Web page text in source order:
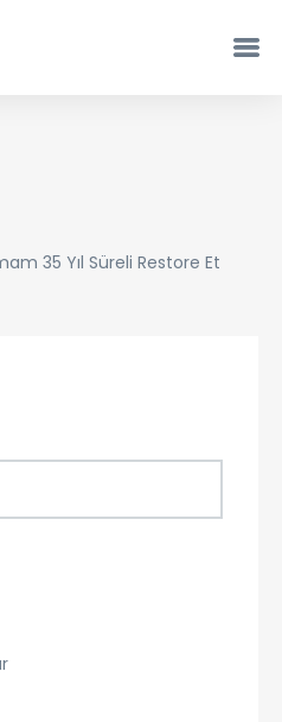
35 Yıl Süreli Restore Et